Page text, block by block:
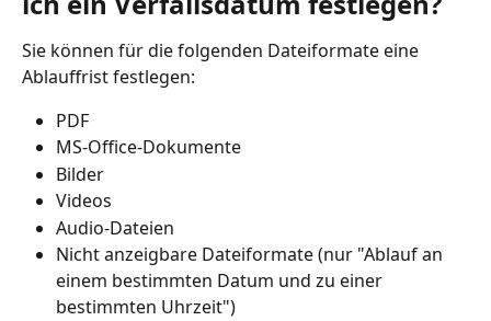
Sie können für die folgenden Dateiformate eine
Ablauffrist festlegen:
PDF
MS-Office-Dokumente
Bilder
Videos
Audio-Dateien
Nicht anzeigbare Dateiformate (nur "Ablauf an
einem bestimmten Datum und zu einer
bestimmten Uhrzeit")